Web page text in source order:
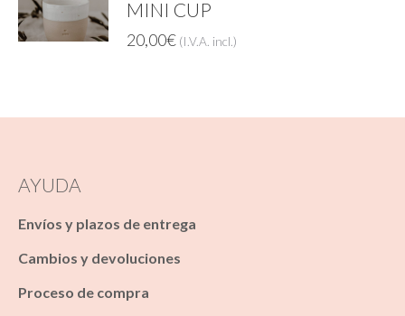
MINI CUP
20,00€ (I.V.A. incl.)
AYUDA
Envíos y plazos de entrega
Cambios y devoluciones
Proceso de compra